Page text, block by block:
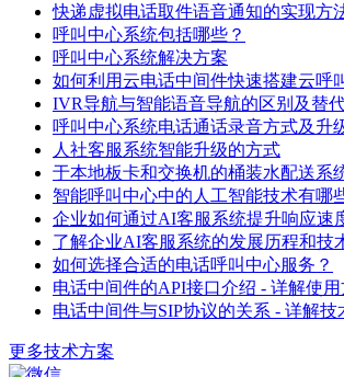
快递虚拟电话取件语音通知的实现方
呼叫中心系统包括哪些？
呼叫中心系统解决方案
如何利用云电话中间件快速搭建云呼
IVR导航与智能语音导航的区别及替
呼叫中心系统电话通话录音方式及升
人社客服系统智能升级的方式
于本地板卡和交换机的桶装水配送系
智能呼叫中心中的人工智能技术有哪
企业如何通过AI客服系统提升响应速
了解企业AI客服系统的发展历程和技
如何选择合适的电话呼叫中心服务？
电话中间件的API接口介绍 - 详解使
电话中间件与SIP协议的关系 - 详解技
更多技术方案